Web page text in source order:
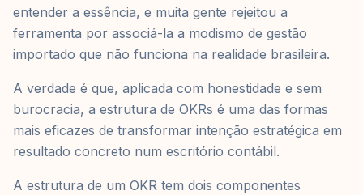
entender a essência, e muita gente rejeitou a
ferramenta por associá-la a modismo de gestão
importado que não funciona na realidade brasileira.
A verdade é que, aplicada com honestidade e sem
burocracia, a estrutura de OKRs é uma das formas
mais eficazes de transformar intenção estratégica em
resultado concreto num escritório contábil.
A estrutura de um OKR tem dois componentes